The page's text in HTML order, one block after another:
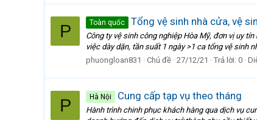
P Toàn quốc Tổng vệ sinh nhà cửa, vệ
Công ty vệ sinh công nghiệp Hòa Mỹ, đơn vị uy
việc dày dặn, tần suất 1 ngày >1 ca tổng vệ sinh
phuongloan831
Chủ đề 27/12/21 Trả lời: 0
P Hà Nội Cung cấp tạp vụ theo tháng
Hành trình chinh phục khách hàng qua dịch vụ